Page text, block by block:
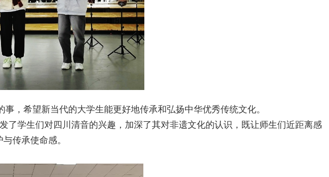
，希望新当代的大学生能更好地传承和弘扬中华优秀传统文化。
学生们对四川清音的兴趣，加深了其对非遗文化的认识，既让师生们近距离感
传承使命感。